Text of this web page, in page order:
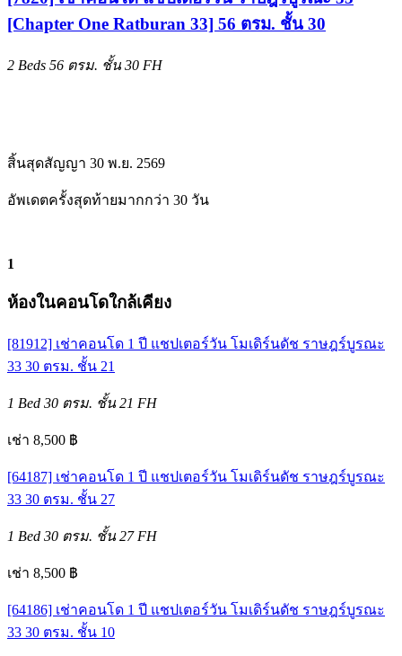
[Chapter One Ratburan 33] 56 ตรม. ชั้น 30
2 Beds 56 ตรม. ชั้น 30 FH
สิ้นสุดสัญญา 30 พ.ย. 2569
อัพเดตครั้งสุดท้ายมากกว่า 30 วัน
1
ห้องในคอนโดใกล้เคียง
[81912] เช่าคอนโด 1 ปี แชปเตอร์วัน โมเดิร์นดัช ราษฎร์บูรณะ
33 30 ตรม. ชั้น 21
1 Bed 30 ตรม. ชั้น 21 FH
เช่า 8,500 ฿
[64187] เช่าคอนโด 1 ปี แชปเตอร์วัน โมเดิร์นดัช ราษฎร์บูรณะ
33 30 ตรม. ชั้น 27
1 Bed 30 ตรม. ชั้น 27 FH
เช่า 8,500 ฿
[64186] เช่าคอนโด 1 ปี แชปเตอร์วัน โมเดิร์นดัช ราษฎร์บูรณะ
33 30 ตรม. ชั้น 10